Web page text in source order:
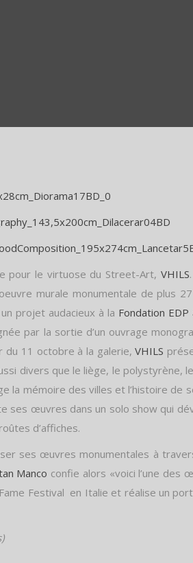
pour le virtuose du Street-Art, VHILS
murale monumentale de plus
projet audacieux à la Fondation EDP
par la sortie d’un ouvrage
du 11 octobre à la galerie,VHILS
divers que le liège, le polystyrène,
mémoire des villes et l’histoire de
œuvres dans un solo show qui
d’affiches.
ses œuvres monumentales à
Manco confie alors «voici l’une
Festival en Italie et réalise un